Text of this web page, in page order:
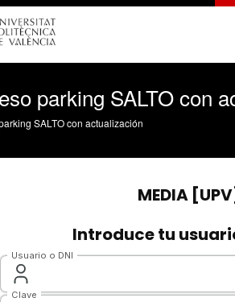
parking SALTO con
SALTO con actualización